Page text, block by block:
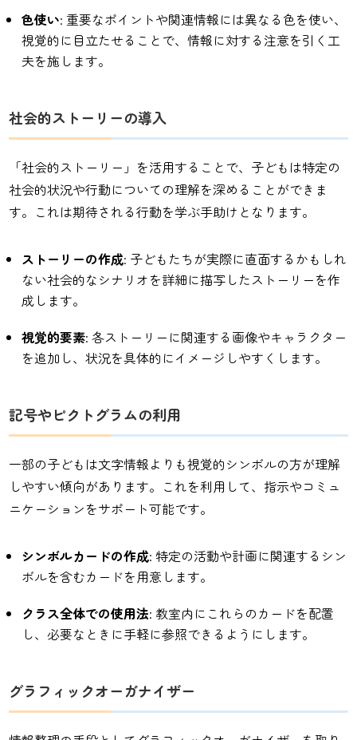
色使い: 重要なポイントや関連情報には異なる色を使い、
視覚的に目立たせることで、情報に対する注意を引く工
夫を施します。
社会的ストーリーの導入
「社会的ストーリー」を活用することで、子どもは特定の
社会的状況や行動についての理解を深めることができま
す。これは期待される行動を学ぶ手助けとなります。
ストーリーの作成: 子どもたちが実際に直面するかもしれ
ない社会的なシナリオを詳細に描写したストーリーを作
成します。
視覚的要素: 各ストーリーに関連する画像やキャラクター
を追加し、状況を具体的にイメージしやすくします。
記号やピクトグラムの利用
一部の子どもは文字情報よりも視覚的シンボルの方が理解
しやすい傾向があります。これを利用して、指示やコミュ
ニケーションをサポート可能です。
シンボルカードの作成: 特定の活動や計画に関連するシン
ボルを含むカードを用意します。
クラス全体での使用法: 教室内にこれらのカードを配置
し、必要なときに手軽に参照できるようにします。
グラフィックオーガナイザー